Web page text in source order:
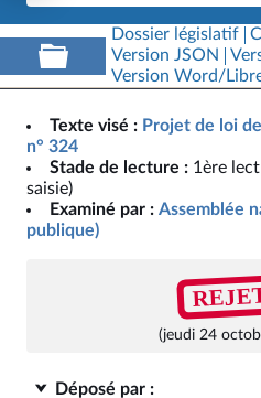
Dossier législatif
Version JSON
Version Word/
Texte visé : Projet de loi
n° 324
Stade de lecture : 1ère
saisie)
Examiné par : Assemblée
publique)
(jeudi 24
Déposé par :